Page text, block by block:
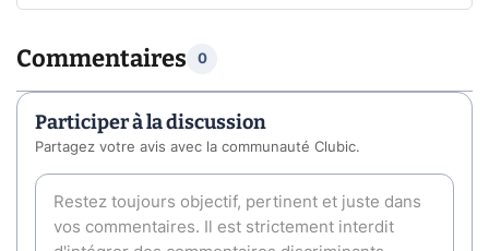
Commentaires 0
Participer à la discussion
Partagez votre avis avec la communauté Clubic.